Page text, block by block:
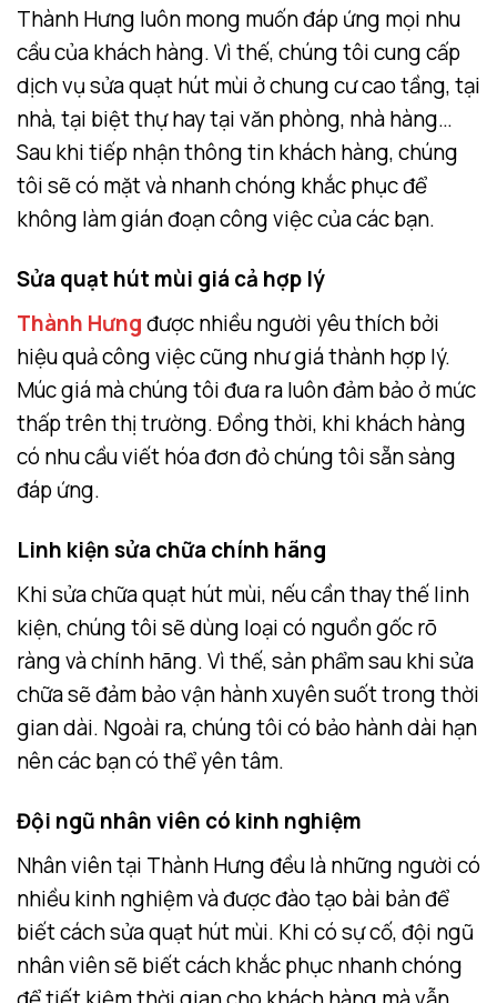
Thành Hưng luôn mong muốn đáp ứng mọi nhu
cầu của khách hàng. Vì thế, chúng tôi cung cấp
dịch vụ sửa quạt hút mùi ở chung cư cao tầng, tại
nhà, tại biệt thự hay tại văn phòng, nhà hàng…
Sau khi tiếp nhận thông tin khách hàng, chúng
tôi sẽ có mặt và nhanh chóng khắc phục để
không làm gián đoạn công việc của các bạn.
Sửa quạt hút mùi giá cả hợp lý
Thành Hưngđược nhiều người yêu thích bởi
hiệu quả công việc cũng như giá thành hợp lý.
Múc giá mà chúng tôi đưa ra luôn đảm bảo ở mức
thấp trên thị trường. Đồng thời, khi khách hàng
có nhu cầu viết hóa đơn đỏ chúng tôi sẵn sàng
đáp ứng.
Linh kiện sửa chữa chính hãng
Khi sửa chữa quạt hút mùi, nếu cần thay thế linh
kiện, chúng tôi sẽ dùng loại có nguồn gốc rõ
ràng và chính hãng. Vì thế, sản phẩm sau khi sửa
chữa sẽ đảm bảo vận hành xuyên suốt trong thời
gian dài. Ngoài ra, chúng tôi có bảo hành dài hạn
nên các bạn có thể yên tâm.
Đội ngũ nhân viên có kinh nghiệm
Nhân viên tại Thành Hưng đều là những người có
nhiều kinh nghiệm và được đào tạo bài bản để
biết cách sửa quạt hút mùi. Khi có sự cố, đội ngũ
nhân viên sẽ biết cách khắc phục nhanh chóng